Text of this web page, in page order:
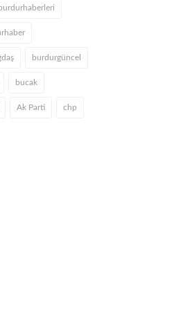
burdurhaberleri
burdurgüncel
bucak
Ak Parti chp